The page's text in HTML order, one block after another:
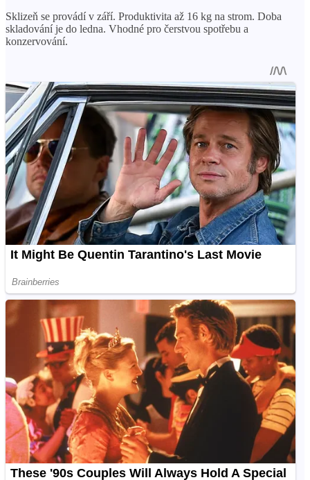
Sklizeň se provádí v září. Produktivita až 16 kg na strom. Doba
skladování je do ledna. Vhodné pro čerstvou spotřebu a
konzervování.